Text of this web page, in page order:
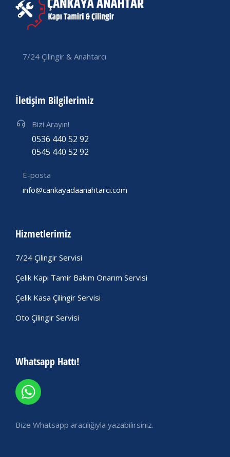
7/24 Çilingir & Anahtarcı
İletişim Bilgilerimiz
Bizi Arayın!
0536 440 52 92
0545 440 52 92
E-posta
info@cankayadaanahtarci.com
Hizmetlerimiz
7/24 Çilingir Servisi
Çelik Kapı Tamir Bakım Onarım Servisi
Çelik Kasa Çilingir Servisi
Oto Çilingir Servisi
Whatsapp Hattı!
Bize Whatsapp aracılığıyla yazabilirsiniz.